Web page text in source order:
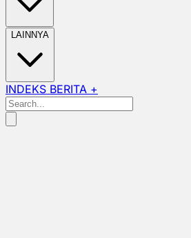
LAINNYA
INDEKS BERITA +